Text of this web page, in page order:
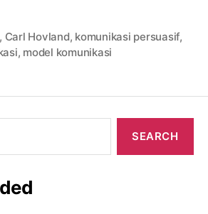
, Carl Hovland, komunikasi persuasif,
, model komunikasi